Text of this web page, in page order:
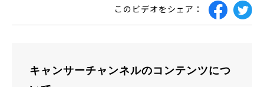
このビデオをシェア：
キャンサーチャンネルのコンテンツにつ